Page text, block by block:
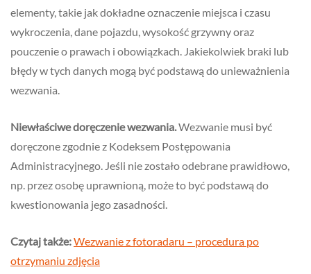
elementy, takie jak dokładne oznaczenie miejsca i czasu
wykroczenia, dane pojazdu, wysokość grzywny oraz
pouczenie o prawach i obowiązkach. Jakiekolwiek braki lub
błędy w tych danych mogą być podstawą do unieważnienia
wezwania.
Niewłaściwe doręczenie wezwania.Wezwanie musi być
doręczone zgodnie z Kodeksem Postępowania
Administracyjnego. Jeśli nie zostało odebrane prawidłowo,
np. przez osobę uprawnioną, może to być podstawą do
kwestionowania jego zasadności.
Czytaj także:Wezwanie z fotoradaru – procedura po
otrzymaniu zdjęcia